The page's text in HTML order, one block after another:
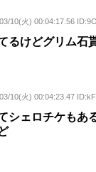
10(火) 00:04:17.56
るけどグリム石
10(火) 00:04:23.47
シェロチケもあ